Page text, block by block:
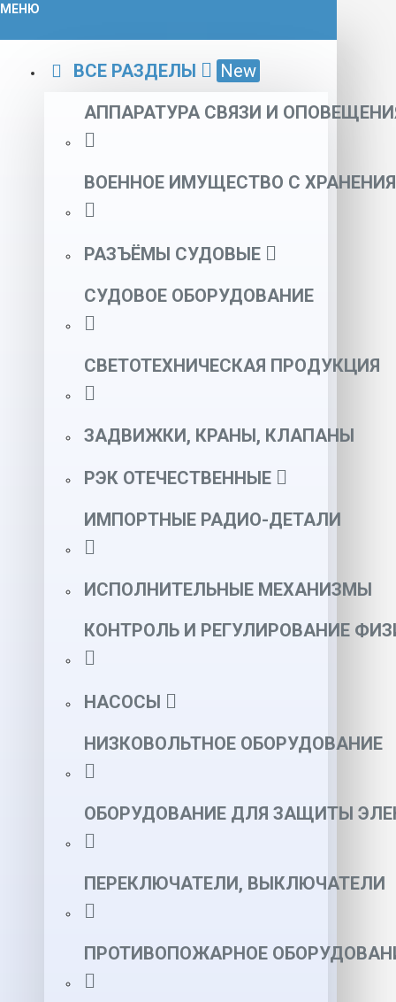
МЕНЮ
ВСЕ РАЗДЕЛЫ
New
АППАРАТУРА СВЯЗИ И
ВОЕННОЕ ИМУЩЕСТВО С ХРАНЕНИЯ
РАЗЪЁМЫ СУДОВЫЕ
СУДОВОЕ ОБОРУДОВАНИЕ
СВЕТОТЕХНИЧЕСКАЯ ПРОДУКЦИЯ
ЗАДВИЖКИ, КРАНЫ, КЛАПАНЫ
РЭК ОТЕЧЕСТВЕННЫЕ
ИМПОРТНЫЕ РАДИО-ДЕТАЛИ
ИСПОЛНИТЕЛЬНЫЕ МЕХАНИЗМЫ
КОНТРОЛЬ И РЕГУЛИРОВАНИЕ
НАСОСЫ
НИЗКОВОЛЬТНОЕ ОБОРУДОВАНИЕ
ОБОРУДОВАНИЕ ДЛЯ ЗАЩИТЫ
ПЕРЕКЛЮЧАТЕЛИ, ВЫКЛЮЧАТЕЛИ
ПРОТИВОПОЖАРНОЕ